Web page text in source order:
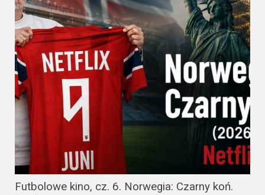
Futbolowe kino, cz. 6. Norwegia: Czarny koń.